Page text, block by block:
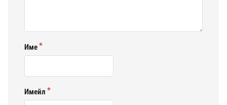
Име
Имейл